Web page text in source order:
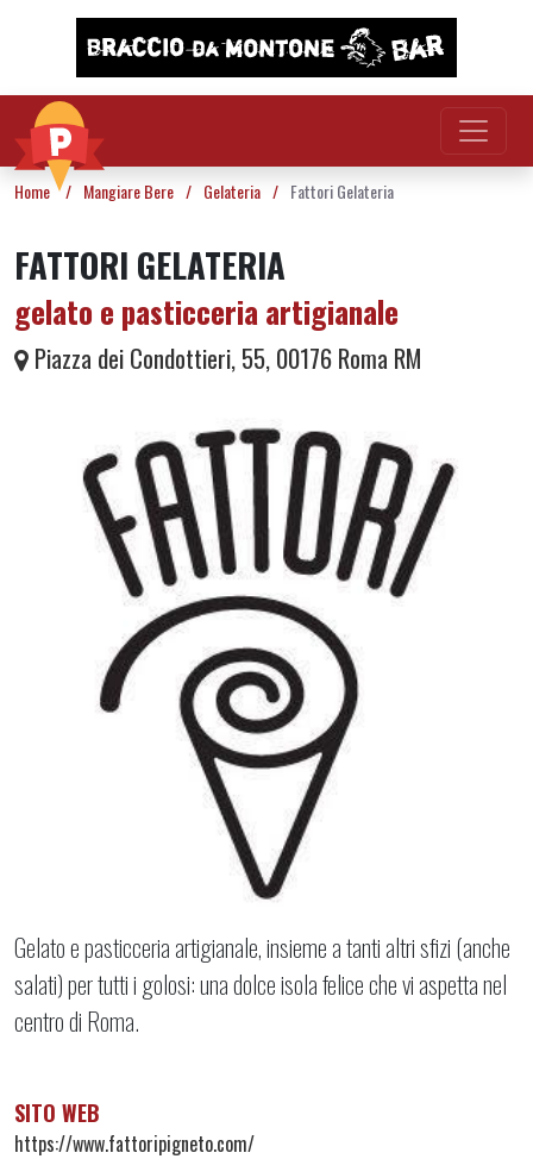
Vai al contenuto
Home / Mangiare Bere / Gelateria / Fattori Gelateria
FATTORI GELATERIA
gelato e pasticceria artigianale
Piazza dei Condottieri, 55, 00176 Roma RM
Gelato e pasticceria artigianale, insieme a tanti altri sfizi (anche
salati) per tutti i golosi: una dolce isola felice che vi aspetta nel
centro di Roma.
SITO WEB
https://www.fattoripigneto.com/